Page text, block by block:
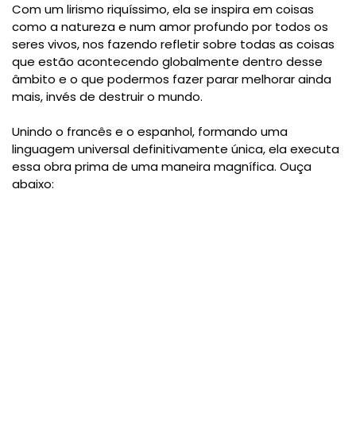
Com um lirismo riquíssimo, ela se inspira em coisas
como a natureza e num amor profundo por todos os
seres vivos, nos fazendo refletir sobre todas as coisas
que estão acontecendo globalmente dentro desse
âmbito e o que podermos fazer parar melhorar ainda
mais, invés de destruir o mundo.
Unindo o francês e o espanhol, formando uma
linguagem universal definitivamente única, ela executa
essa obra prima de uma maneira magnífica. Ouça
abaixo: